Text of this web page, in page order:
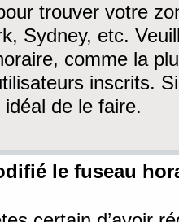
trouver votre
Sydney, etc.
comme la
inscrits.
de le faire.
le fuseau